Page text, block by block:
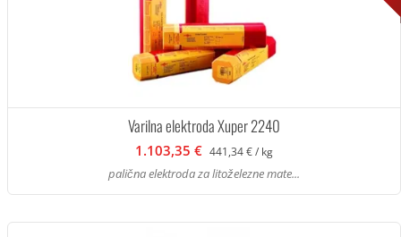
Varilna elektroda Xuper 2240
1.103,35 € 441,34 € / kg
palična elektroda za litoželezne mate...